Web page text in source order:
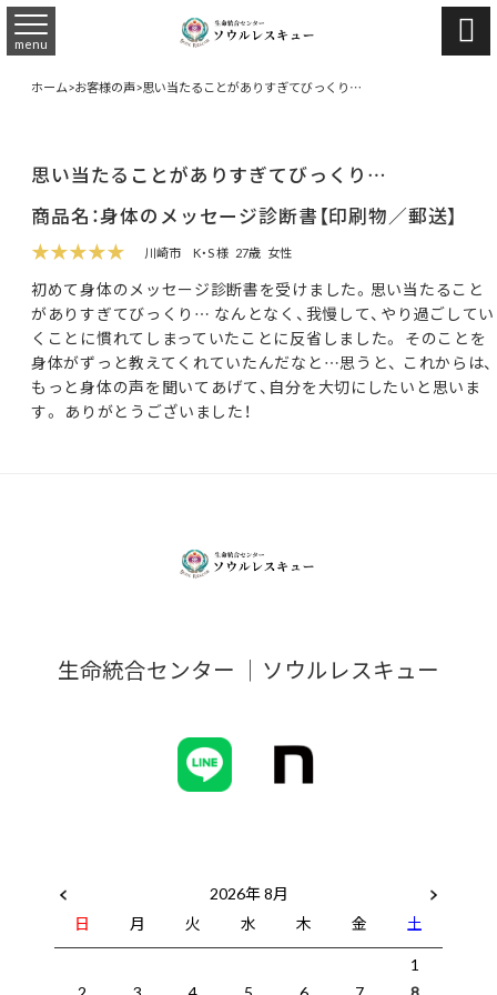
menu 
ホーム>お客様の声>思い当たることがありすぎてびっくり…
思い当たることがありすぎてびっくり…
商品名：身体のメッセージ診断書【印刷物／郵送】
★★★★★
川崎市 K・S 様 27歳 女性
初めて身体のメッセージ診断書を受けました。思い当たること
がありすぎてびっくり… なんとなく、我慢して、やり過ごしてい
くことに慣れてしまっていたことに反省しました。 そのことを
身体がずっと教えてくれていたんだなと…思うと、 これからは、
もっと身体の声を聞いてあげて、自分を大切にしたいと思いま
す。 ありがとうございました！
生命統合センター ｜ソウルレスキュー
2026年 8月
日
月 火 水 木 金
土
1